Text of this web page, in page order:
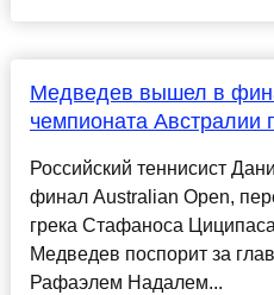
Медведев вышел в
чемпионата Австралии
Российский теннисист
финал Australian Open,
грека Стафаноса
Медведев поспорит за
Рафаэлем Надалем...